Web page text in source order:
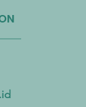
Bermitra
Sirkulasi
Plastik